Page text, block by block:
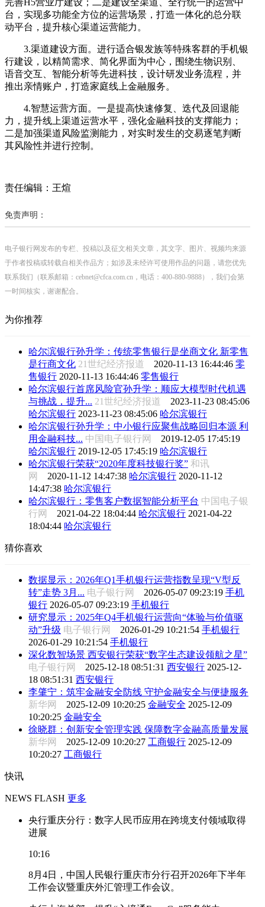
台，实现多功能全方位的运营场景，打造一体化的总分联
动平台，提升核心渠道运营能力。
3.渠道建设方面。进行适合银发族等特殊客群的手机银
行建设，以精简需求、简化界面为中心，围绕生物识别、
语音交互、智能分析等先进科技，设计研发业务流程，并
推出亲情账户，打造家庭线上金融服务。
4.智慧运营方面。一是提高快速修复、迭代及回退能
力，提升线上渠道运营水平，强化金融科技的支撑能力；
二是加强渠道风险监测能力，对实时发生的交易逐笔判断
其风险性并进行控制。
责任编辑：王煊
免责声明：
电子银行网发布的专栏、投稿以及征文相关文章，其文字、图片、视频均来源
于作者投稿或转载自相关作品方；如涉及未经许可使用作品的问题，请您优先
联系我们（联系邮箱：cebnet@cfca.com.cn，电话：400-880-9888），我们会第
一时间核实，谢谢配合。
为你推荐
哈尔滨银行孙升学：传统零售银行是坐商文化 新零售
是行商文化 21世纪经济报道 2020-11-13 16:44:46 零
售银行 2020-11-13 16:44:46 零售银行
哈尔滨银行首席风险官孙升学：顺应大模型时代机遇
与挑战，提升... 21世纪经济报道 2023-11-23 08:45:06
哈尔滨银行 2023-11-23 08:45:06 哈尔滨银行
哈尔滨银行孙升学：中小银行应聚焦战略回归本源 利
用金融科技... 中国电子银行网 2019-12-05 17:45:19
哈尔滨银行 2019-12-05 17:45:19 哈尔滨银行
哈尔滨银行荣获“2020年度科技银行奖” 和讯
网 2020-11-12 14:47:38 哈尔滨银行 2020-11-12
14:47:38 哈尔滨银行
哈尔滨银行：零售客户数据智能分析平台 中国电子银
行网 2021-04-22 18:04:44 哈尔滨银行 2021-04-22
18:04:44 哈尔滨银行
猜你喜欢
数据显示：2026年Q1手机银行运营指数呈现“V型反
转”走势 3月... 电子银行网 2026-05-07 09:23:19 手机
银行 2026-05-07 09:23:19 手机银行
研究显示：2025年Q4手机银行运营向“体验与价值驱
动”升级 电子银行网 2026-01-29 10:21:54 手机银行
2026-01-29 10:21:54 手机银行
深化数智场景 西安银行荣获“数字生态建设领航之星”
电子银行网 2025-12-18 08:51:31 西安银行 2025-12-
18 08:51:31 西安银行
李肇宁：筑牢金融安全防线 守护金融安全与便捷服务
新华网 2025-12-09 10:20:25 金融安全 2025-12-09
10:20:25 金融安全
徐晓群：创新安全管理实践 保障数字金融高质量发展
新华网 2025-12-09 10:20:27 工商银行 2025-12-09
10:20:27 工商银行
快讯
NEWS FLASH 更多
央行重庆分行：数字人民币应用在跨境支付领域取得
进展
10:16
8月4日，中国人民银行重庆市分行召开2026年下半年
工作会议暨重庆外汇管理工作会议。